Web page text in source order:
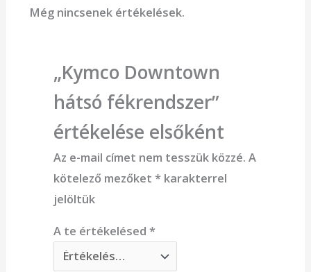
Még nincsenek értékelések.
„Kymco Downtown
hátsó fékrendszer”
értékelése elsőként
Az e-mail címet nem tesszük közzé. A
kötelező mezőket *karakterrel
jelöltük
A te értékelésed *